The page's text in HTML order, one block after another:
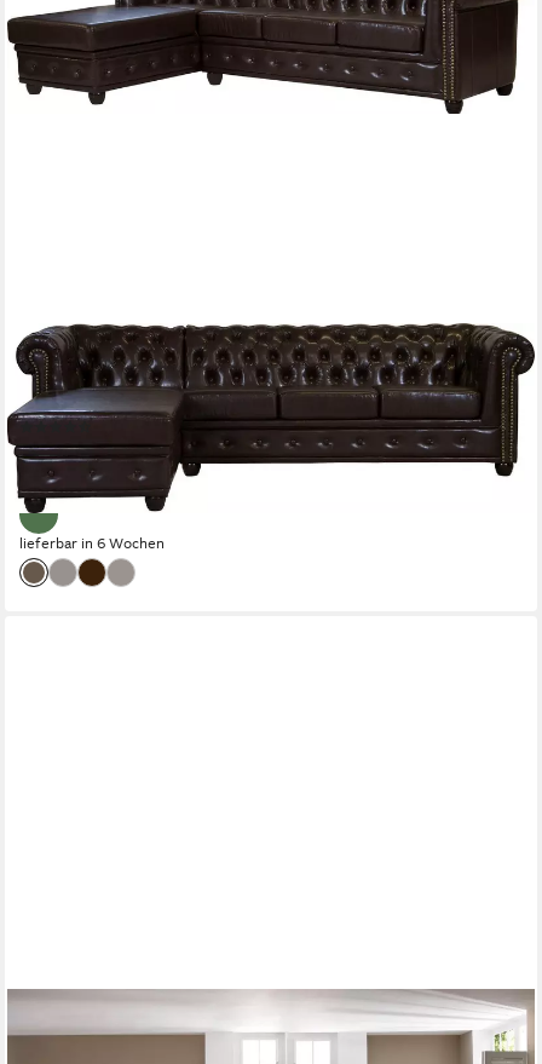
HOME AFFAIRE
Chesterfield-Sofa Rysum L-Form, Chesterfield-Optik mit
Ottomanen-Abschluß
1.509,99 € UVP1.919,99 €
-21%
lieferbar in 6 Wochen